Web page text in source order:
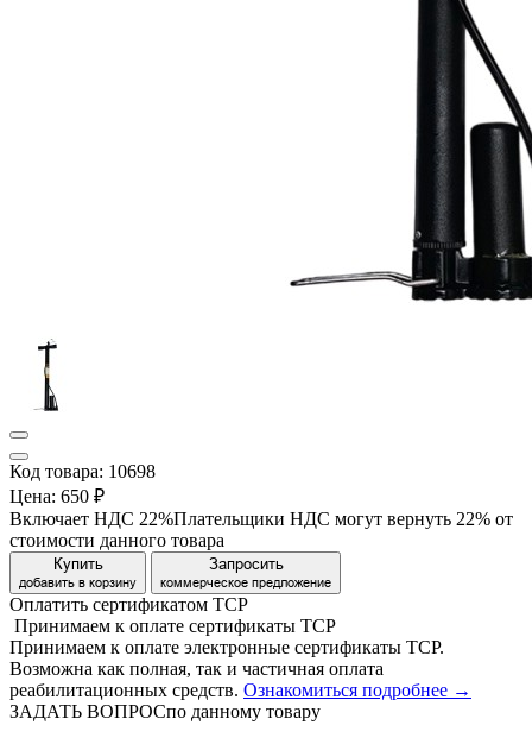
Код товара: 10698
Цена: 650 ₽
Включает НДС 22%Плательщики НДС могут вернуть 22% от
стоимости данного товара
Купить
добавить в корзину
Запросить
коммерческое предложение
Оплатить сертификатом ТСР
Принимаем к оплате сертификаты ТСР
Принимаем к оплате электронные сертификаты ТСР.
Возможна как полная, так и частичная оплата
реабилитационных средств. Ознакомиться подробнее →
ЗАДАТЬ ВОПРОСпо данному товару